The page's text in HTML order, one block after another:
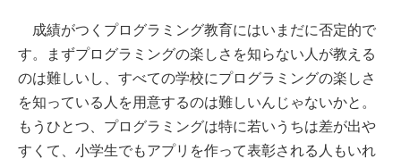
成績がつくプログラミング教育にはいまだに否定的で
す。まずプログラミングの楽しさを知らない人が教える
のは難しいし、すべての学校にプログラミングの楽しさ
を知っている人を用意するのは難しいんじゃないかと。
もうひとつ、プログラミングは特に若いうちは差が出や
すくて、小学生でもアプリを作って表彰される人もいれ